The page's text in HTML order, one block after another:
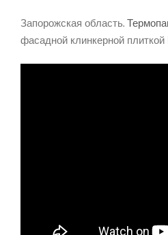
Запорожская область.
фасадной клинкерной